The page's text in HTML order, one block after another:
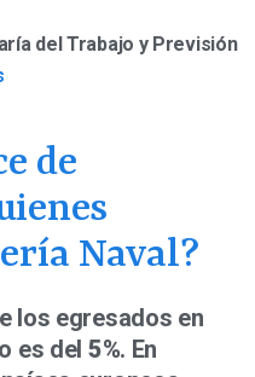
del Trabajo y Previsión
de
Naval?
los egresados en
es del 5%. En